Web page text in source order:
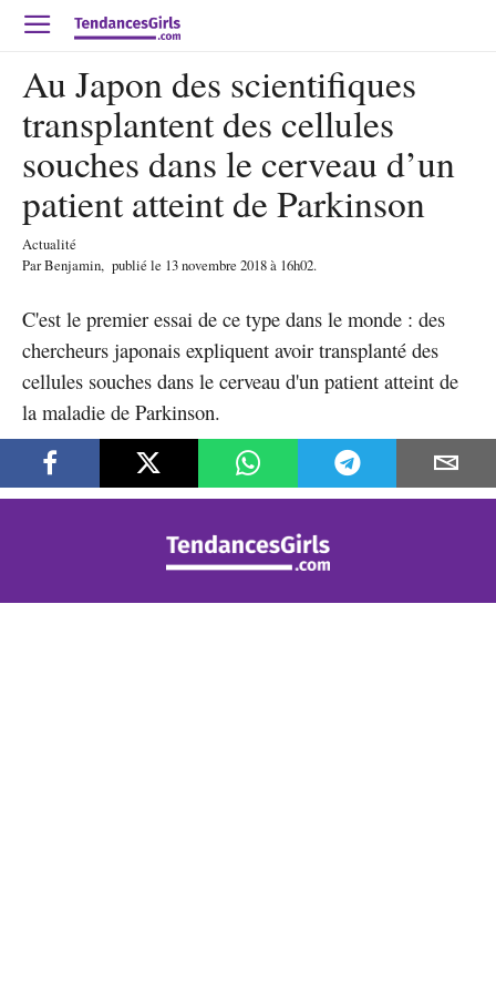
Au Japon des scientifiques
transplantent des cellules
souches dans le cerveau d’un
patient atteint de Parkinson
Actualité
ParBenjamin, publié le 13 novembre 2018à 16h02.
C'est le premier essai de ce type dans le monde : des
chercheurs japonais expliquent avoir transplanté des
cellules souches dans le cerveau d'un patient atteint de
la maladie de Parkinson.